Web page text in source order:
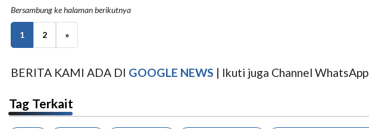
Bersambung ke halaman berikutnya
1 2 »
BERITA KAMI ADA DI GOOGLE NEWS | Ikuti juga Channel WhatsApp
Tag Terkait